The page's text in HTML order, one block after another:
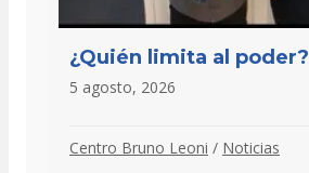
¿Quién limita al poder?
5 agosto, 2026
Centro Bruno Leoni / Noticias